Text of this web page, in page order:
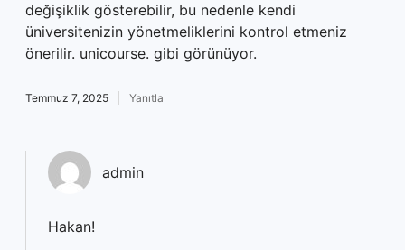
değişiklik gösterebilir, bu nedenle kendi
üniversitenizin yönetmeliklerini kontrol etmeniz
önerilir. unicourse. gibi görünüyor.
Temmuz 7, 2025 Yanıtla
admin
Hakan!